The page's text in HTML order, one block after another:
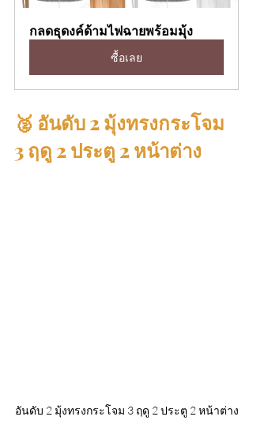
กลดธุดงค์ด้ามไฟฉายพร้อมมุ้ง
ซื้อเลย
🥈 อันดับ 2 มุ้งทรงกระโจม
3 ฤดู 2 ประตู 2 หน้าต่าง
อันดับ 2 มุ้งทรงกระโจม 3 ฤดู 2 ประตู 2 หน้าต่าง